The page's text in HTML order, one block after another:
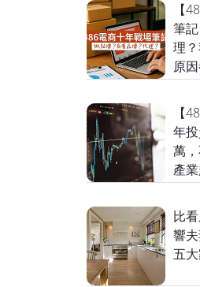
【
筆
理
原
【
年
萬
產
比
響
五